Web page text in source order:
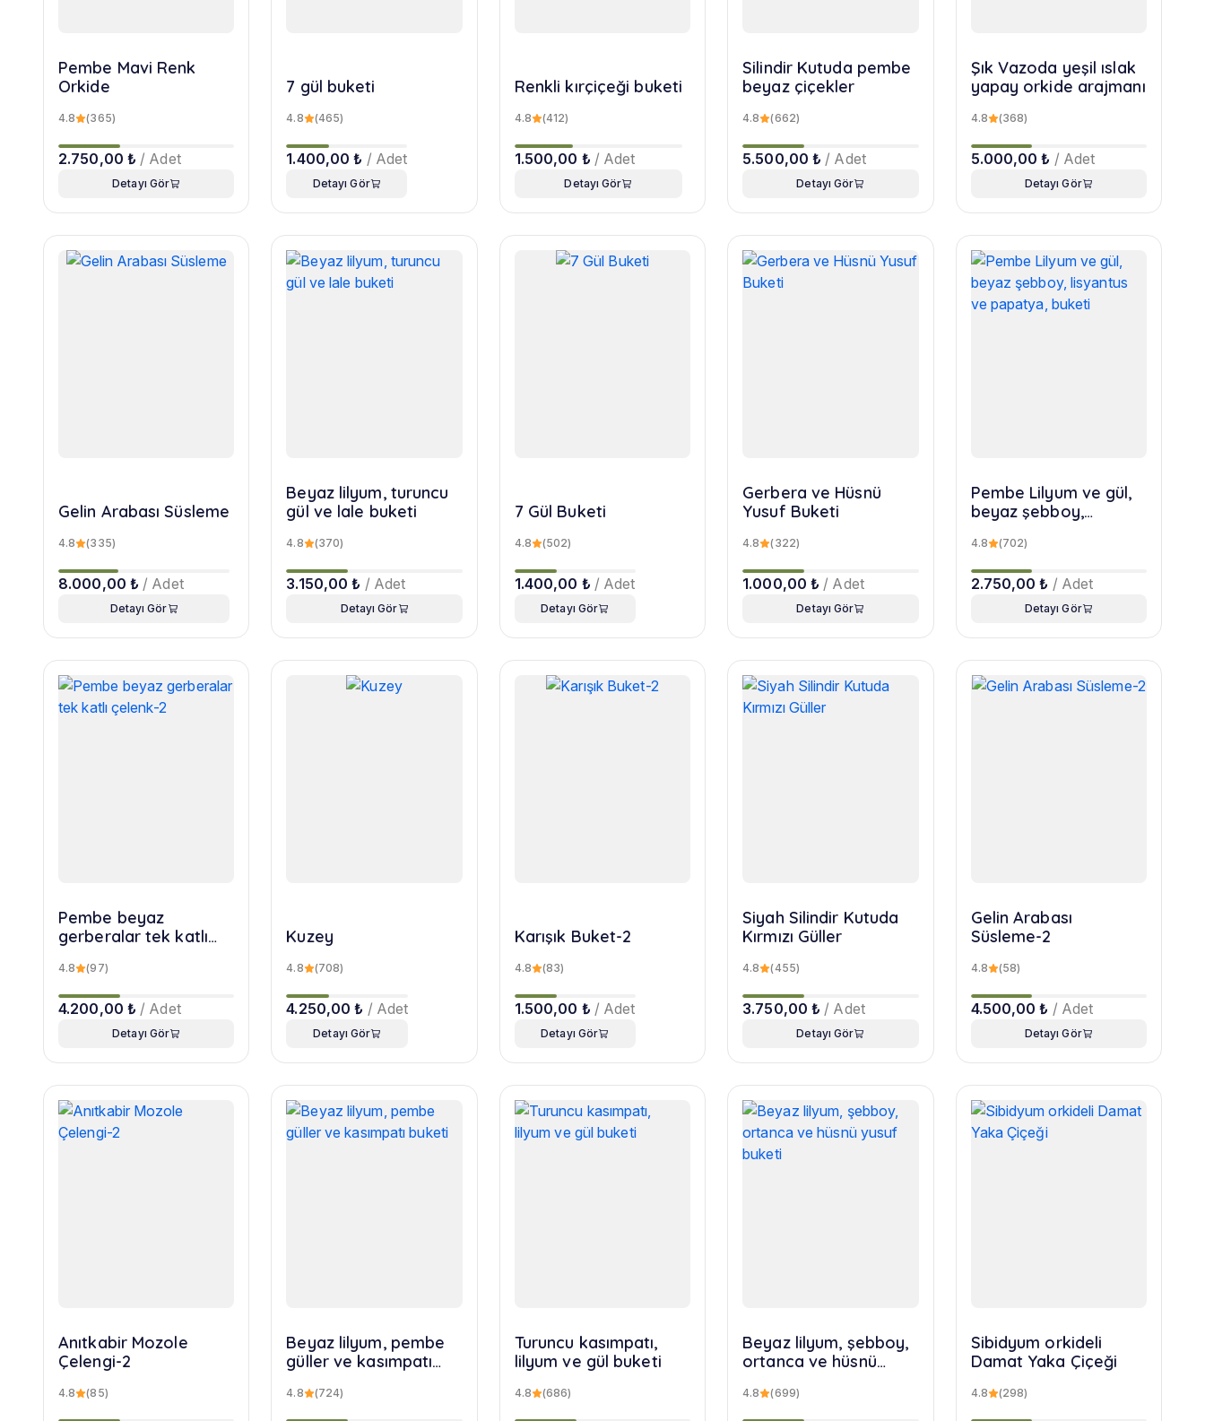
Pembe Mavi Renk
Orkide
4.8 (365)
2.750,00 ₺ / Adet
Detayı Gör
7 gül buketi
4.8 (465)
1.400,00 ₺ / Adet
Detayı Gör
Renkli kırçiçeği buketi
4.8 (412)
1.500,00 ₺ / Adet
Detayı Gör
Silindir Kutuda pembe
beyaz çiçekler
4.8 (662)
5.500,00 ₺ / Adet
Detayı Gör
Şık Vazoda yeşil ıslak
yapay orkide arajmanı
4.8 (368)
5.000,00 ₺ / Adet
Detayı Gör
Gelin Arabası Süsleme
4.8 (335)
8.000,00 ₺ / Adet
Detayı Gör
Beyaz lilyum, turuncu
gül ve lale buketi
4.8 (370)
3.150,00 ₺ / Adet
Detayı Gör
7 Gül Buketi
4.8 (502)
1.400,00 ₺ / Adet
Detayı Gör
Gerbera ve Hüsnü
Yusuf Buketi
4.8 (322)
1.000,00 ₺ / Adet
Detayı Gör
Pembe Lilyum ve gül,
beyaz şebboy,
buketi
4.8 (702)
2.750,00 ₺ / Adet
Detayı Gör
Pembe beyaz
gerberalar tek katlı
4.8 (97)
4.200,00 ₺ / Adet
Detayı Gör
Kuzey
4.8 (708)
4.250,00 ₺ / Adet
Detayı Gör
Karışık Buket-2
4.8 (83)
1.500,00 ₺ / Adet
Detayı Gör
Siyah Silindir Kutuda
Kırmızı Güller
4.8 (455)
3.750,00 ₺ / Adet
Detayı Gör
Gelin Arabası
Süsleme-2
4.8 (58)
4.500,00 ₺ / Adet
Detayı Gör
Anıtkabir Mozole
Çelengi-2
4.8 (85)
Beyaz lilyum, pembe
güller ve kasımpatı
4.8 (724)
Turuncu kasımpatı,
lilyum ve gül buketi
4.8 (686)
Beyaz lilyum, şebboy,
ortanca ve hüsnü
4.8 (699)
Sibidyum orkideli
Damat Yaka Çiçeği
4.8 (298)